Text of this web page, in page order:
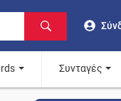
Συνταγές